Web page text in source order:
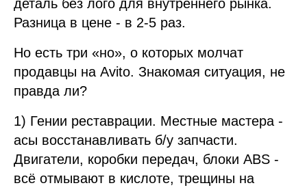
деталь без лого для внутреннего рынка.
Разница в цене - в 2-5 раз.
Но есть три «но», о которых молчат
продавцы на Avito. Знакомая ситуация, не
правда ли?
1) Гении реставрации. Местные мастера -
асы восстанавливать б/у запчасти.
Двигатели, коробки передач, блоки ABS -
всё отмывают в кислоте, трещины на